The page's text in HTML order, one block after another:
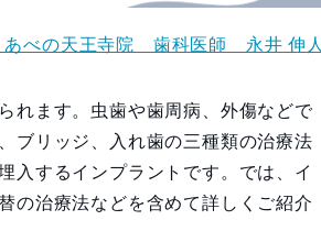
あべの天王寺院 歯科医師 永井 伸人
れます。虫歯や歯周病、外傷などで
ブリッジ、入れ歯の三種類の治療法
入するインプラントです。では、イ
の治療法などを含めて詳しくご紹介